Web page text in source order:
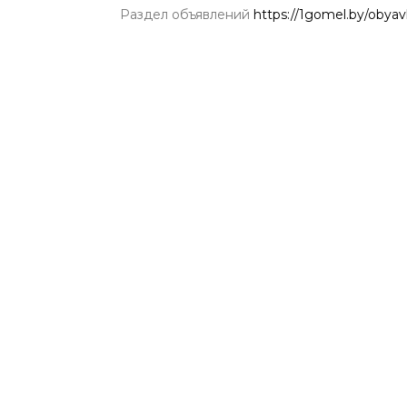
Раздел объявлений https://1gomel.by/